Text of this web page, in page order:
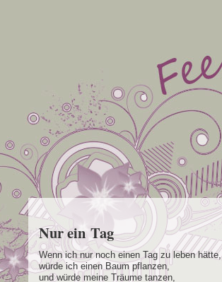
Nur ein Tag
Wenn ich nur noch einen Tag zu leben hätte,
wür­de ich einen Baum pflanzen,
und wür­de mei­ne Träu­me tanzen,